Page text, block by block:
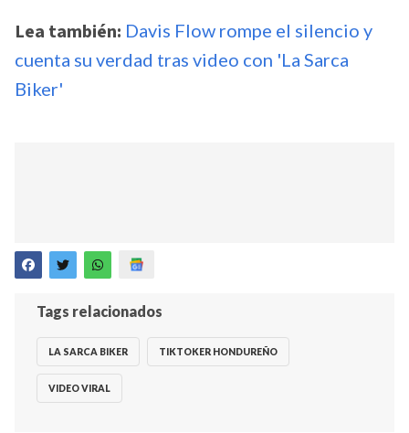
Lea también: Davis Flow rompe el silencio y
cuenta su verdad tras video con 'La Sarca
Biker'
Tags relacionados
LA SARCA BIKER TIKTOKER HONDUREÑO
VIDEO VIRAL